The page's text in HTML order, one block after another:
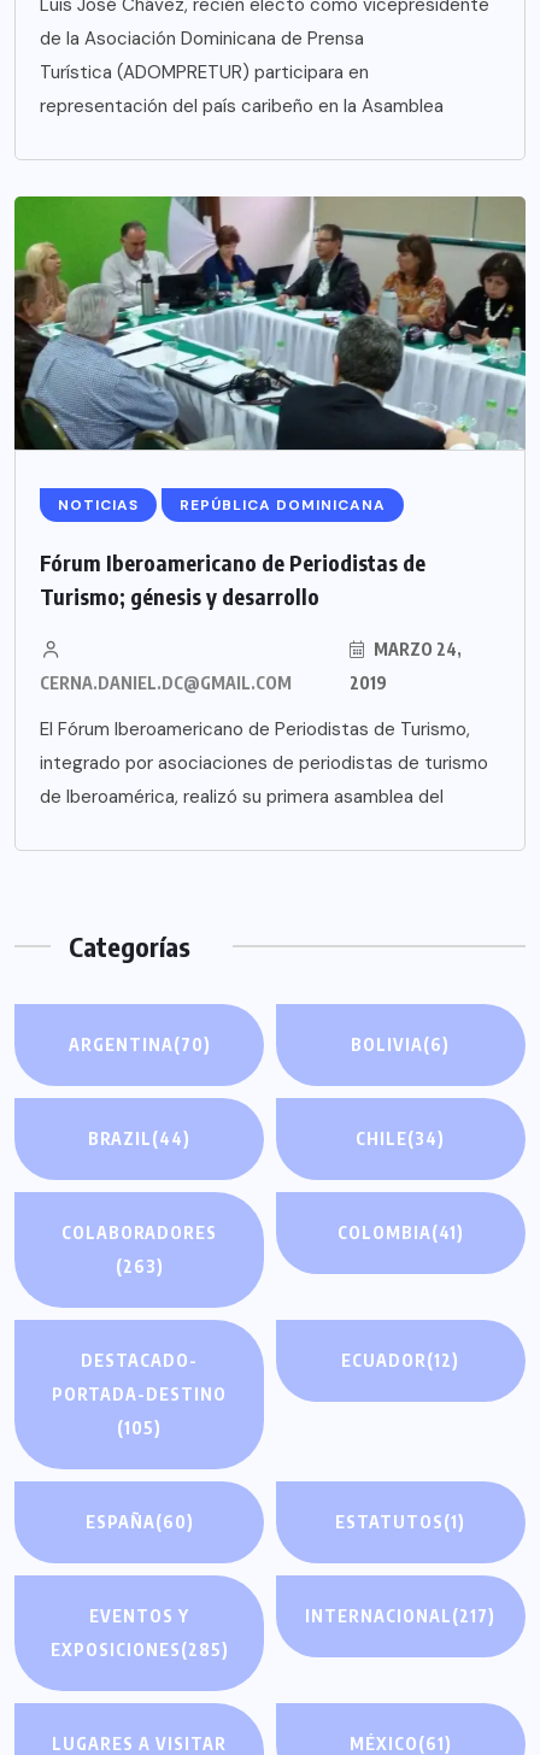
de la Asociación Dominicana de Prensa
Turística (ADOMPRETUR) participara en
representación del país caribeño en la Asamblea
NOTICIAS REPÚBLICA DOMINICANA
Fórum Iberoamericano de Periodistas de
Turismo; génesis y desarrollo
CERNA.DANIEL.DC@GMAIL.COM
MARZO 24,
2019
El Fórum Iberoamericano de Periodistas de Turismo,
integrado por asociaciones de periodistas de turismo
de Iberoamérica, realizó su primera asamblea del
Categorías
ARGENTINA(70) BOLIVIA(6)
BRAZIL(44) CHILE(34)
COLABORADORES
(263)
COLOMBIA(41)
DESTACADO-
PORTADA-DESTINO
(105)
ECUADOR(12)
ESPAÑA(60) ESTATUTOS(1)
EVENTOS Y
EXPOSICIONES(285)
INTERNACIONAL(217)
LUGARES A VISITAR
MÉXICO(61)